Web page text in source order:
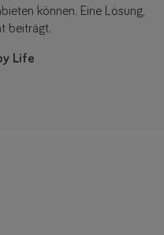
können. Eine Lösung,
beiträgt.
Life